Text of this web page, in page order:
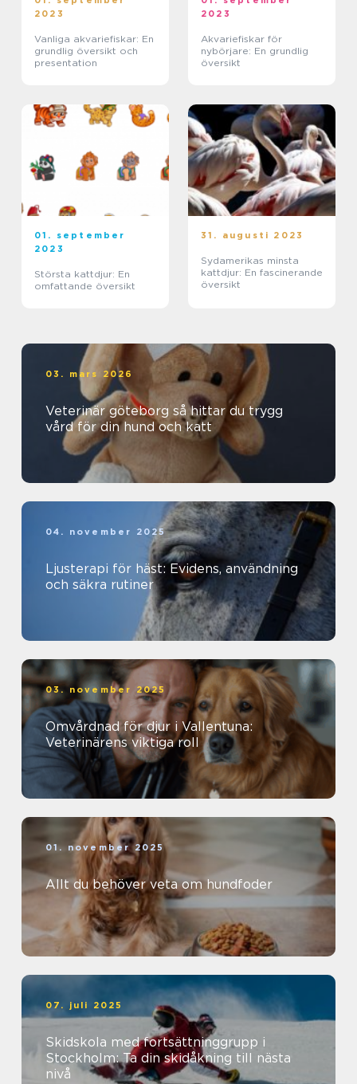
2023
Vanliga akvariefiskar: En
grundlig översikt och
presentation
2023
Akvariefiskar för
nybörjare: En grundlig
översikt
01. september
2023
Största kattdjur: En
omfattande översikt
31. augusti 2023
Sydamerikas minsta
kattdjur: En fascinerande
översikt
03. mars 2026
Veterinär göteborg så hittar du trygg
vård för din hund och katt
04. november 2025
Ljusterapi för häst: Evidens, användning
och säkra rutiner
03. november 2025
Omvårdnad för djur i Vallentuna:
Veterinärens viktiga roll
01. november 2025
Allt du behöver veta om hundfoder
07. juli 2025
Skidskola med fortsättninggrupp i
Stockholm: Ta din skidåkning till nästa
nivå